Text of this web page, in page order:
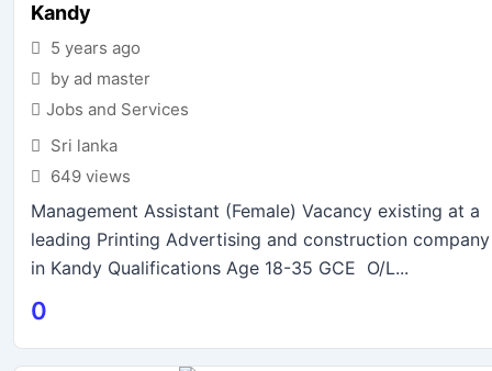
Kandy
5 years ago
by ad master
Jobs and Services
Sri lanka
649 views
Management Assistant (Female) Vacancy existing at a
leading Printing Advertising and construction company
in Kandy Qualifications Age 18-35 GCE O/L...
0